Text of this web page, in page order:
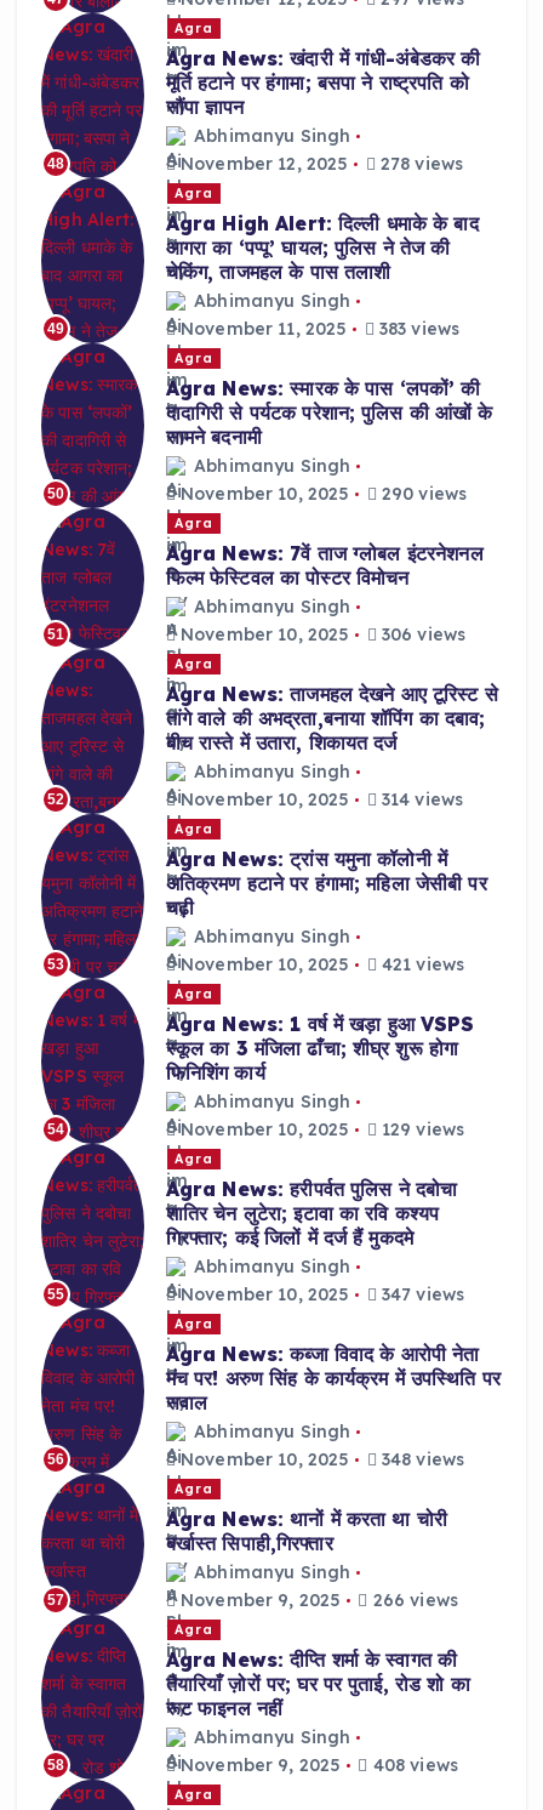
48
Agra
Agra News: खंदारी में गांधी-अंबेडकर की
मूर्ति हटाने पर हंगामा; बसपा ने राष्ट्रपति को
सौंपा ज्ञापन
Abhimanyu Singh
November 12, 2025
278 views
49
Agra
Agra High Alert: दिल्ली धमाके के बाद
आगरा का ‘पप्पू’ घायल; पुलिस ने तेज की
चेकिंग, ताजमहल के पास तलाशी
Abhimanyu Singh
November 11, 2025
383 views
50
Agra
Agra News: स्मारक के पास ‘लपकों’ की
दादागिरी से पर्यटक परेशान; पुलिस की आंखों के
सामने बदनामी
Abhimanyu Singh
November 10, 2025
290 views
51
Agra
Agra News: 7वें ताज ग्लोबल इंटरनेशनल
फिल्म फेस्टिवल का पोस्टर विमोचन
Abhimanyu Singh
November 10, 2025
306 views
52
Agra
Agra News: ताजमहल देखने आए टूरिस्ट से
तांगे वाले की अभद्रता,बनाया शॉपिंग का दबाव;
बीच रास्ते में उतारा, शिकायत दर्ज
Abhimanyu Singh
November 10, 2025
314 views
53
Agra
Agra News: ट्रांस यमुना कॉलोनी में
अतिक्रमण हटाने पर हंगामा; महिला जेसीबी पर
चढ़ी
Abhimanyu Singh
November 10, 2025
421 views
54
Agra
Agra News: 1 वर्ष में खड़ा हुआ VSPS
स्कूल का 3 मंजिला ढाँचा; शीघ्र शुरू होगा
फिनिशिंग कार्य
Abhimanyu Singh
November 10, 2025
129 views
55
Agra
Agra News: हरीपर्वत पुलिस ने दबोचा
शातिर चेन लुटेरा; इटावा का रवि कश्यप
गिरफ्तार; कई जिलों में दर्ज हैं मुकदमे
Abhimanyu Singh
November 10, 2025
347 views
56
Agra
Agra News: कब्जा विवाद के आरोपी नेता
मंच पर! अरुण सिंह के कार्यक्रम में उपस्थिति पर
सवाल
Abhimanyu Singh
November 10, 2025
348 views
57
Agra
Agra News: थानों में करता था चोरी
बर्खास्त सिपाही,गिरफ्तार
Abhimanyu Singh
November 9, 2025
266 views
58
Agra
Agra News: दीप्ति शर्मा के स्वागत की
तैयारियाँ ज़ोरों पर; घर पर पुताई, रोड शो का
रूट फाइनल नहीं
Abhimanyu Singh
November 9, 2025
408 views
Agra